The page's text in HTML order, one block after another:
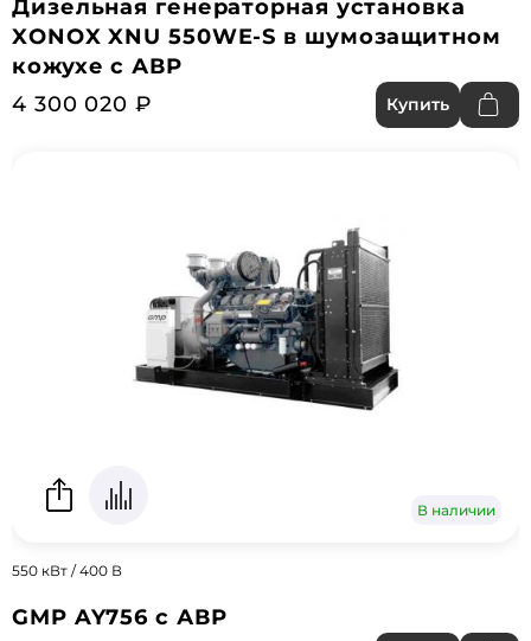
Дизельная генераторная установка
XONOX XNU 550WE-S в шумозащитном
кожухе с АВР
4 300 020 ₽
Купить
В наличии
550 кВт / 400 В
GMP AY756 с АВР